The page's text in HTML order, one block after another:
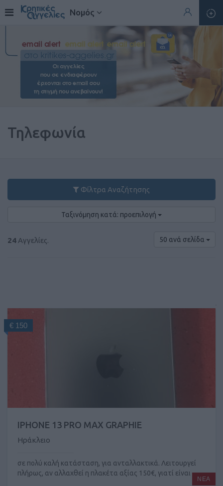
Νομός
Τηλεφωνία
Φίλτρα Αναζήτησης
Ταξινόμηση κατά: προεπιλογή
24 Αγγελίες. 50 ανά σελίδα
IPHONE 13 PRO MAX GRAPHIE
Ηράκλειο
σε πολύ καλή κατάσταση, για ανταλλακτικά. Λειτουργεί
πλήρως, αν αλλαχθεί η πλακέτα αξίας 150€, γιατί είναι ...
€ 150
ΝΕΑ